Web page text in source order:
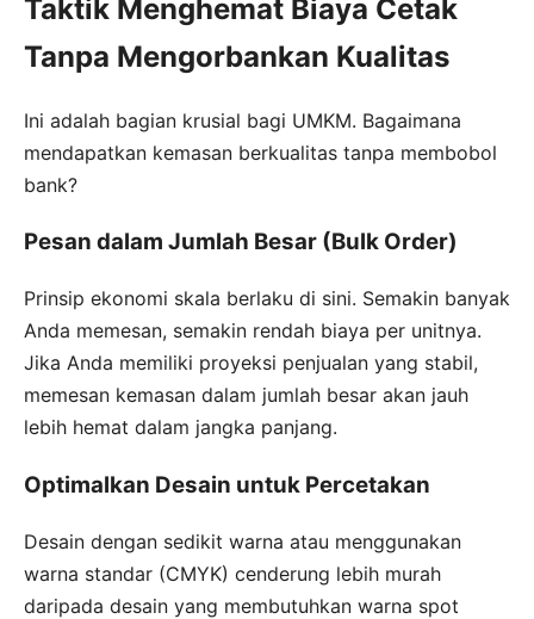
Taktik Menghemat Biaya Cetak
Tanpa Mengorbankan Kualitas
Ini adalah bagian krusial bagi UMKM. Bagaimana
mendapatkan kemasan berkualitas tanpa membobol
bank?
Pesan dalam Jumlah Besar (Bulk Order)
Prinsip ekonomi skala berlaku di sini. Semakin banyak
Anda memesan, semakin rendah biaya per unitnya.
Jika Anda memiliki proyeksi penjualan yang stabil,
memesan kemasan dalam jumlah besar akan jauh
lebih hemat dalam jangka panjang.
Optimalkan Desain untuk Percetakan
Desain dengan sedikit warna atau menggunakan
warna standar (CMYK) cenderung lebih murah
daripada desain yang membutuhkan warna spot